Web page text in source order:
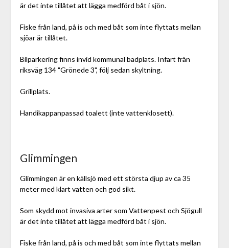
är det inte tillåtet att lägga medförd båt i sjön.
Fiske från land, på is och med båt som inte flyttats mellan
sjöar är tillåtet.
Bilparkering finns invid kommunal badplats. Infart från
riksväg 134 "Grönede 3", följ sedan skyltning.
Grillplats.
Handikappanpassad toalett (inte vattenklosett).
Glimmingen
Glimmingen är en källsjö med ett största djup av ca 35
meter med klart vatten och god sikt.
Som skydd mot invasiva arter som Vattenpest och Sjögull
är det inte tillåtet att lägga medförd båt i sjön.
Fiske från land, på is och med båt som inte flyttats mellan